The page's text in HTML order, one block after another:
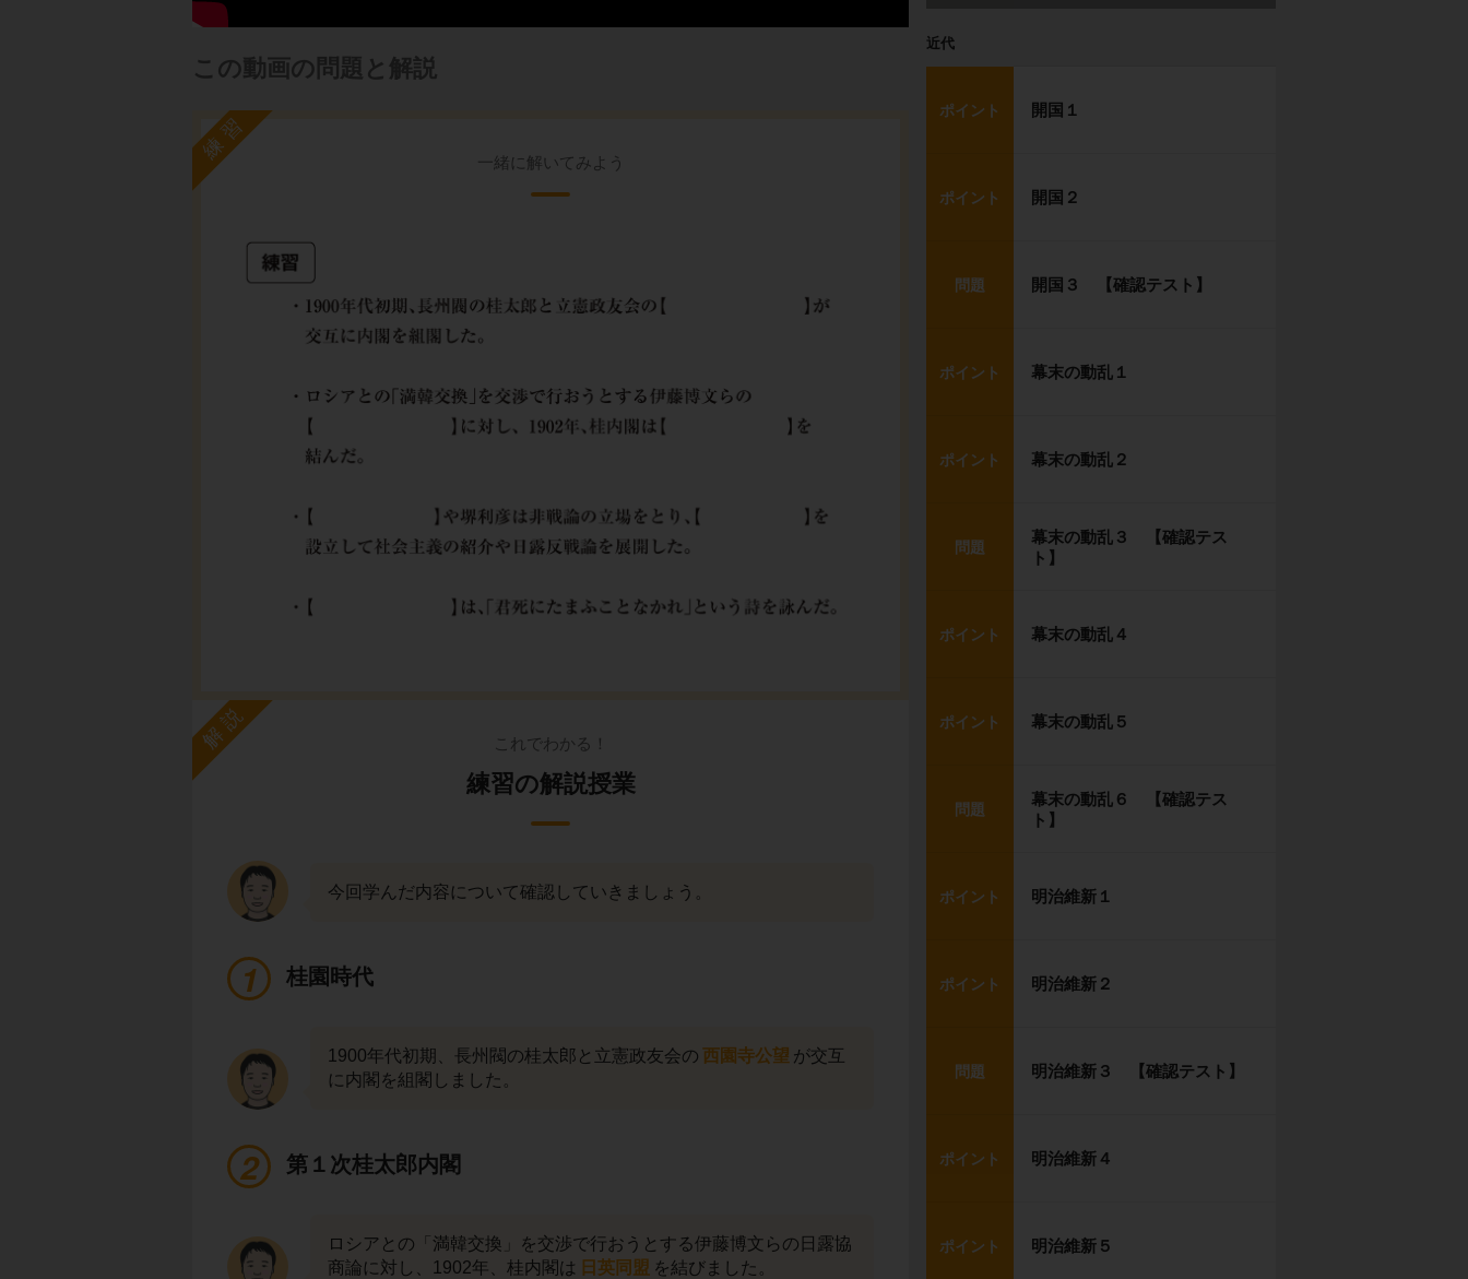
この動画の問題と解説
練習 一緒に解いてみよう
解説 これでわかる！
練習の解説授業
今回学んだ内容について確認していきましょう。
桂園時代
1900年代初期、長州閥の桂太郎と立憲政友会の 西園寺公望 が交互
に内閣を組閣しました。
第１次桂太郎内閣
ロシアとの「満韓交換」を交渉で行おうとする伊藤博文らの日露協
商論に対し、1902年、桂内閣は 日英同盟 を結びました。
近代
ポイント 開国１
ポイント 開国２
問題 開国３ 【確認テスト】
ポイント 幕末の動乱１
ポイント 幕末の動乱２
問題
幕末の動乱３ 【確認テス
ト】
ポイント 幕末の動乱４
ポイント 幕末の動乱５
問題
幕末の動乱６ 【確認テス
ト】
ポイント 明治維新１
ポイント 明治維新２
問題 明治維新３ 【確認テスト】
ポイント 明治維新４
ポイント 明治維新５